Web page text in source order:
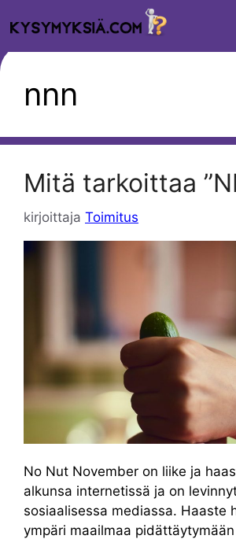
sisältöön
nnn
Mitä tarkoittaa
kirjoittaja Toimitus
No Nut November on liike ja
alkunsa internetissä ja on
sosiaalisessa mediassa. Haaste
ympäri maailmaa pidättäytymään